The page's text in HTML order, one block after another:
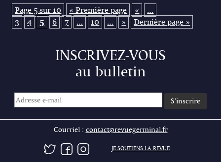
Page 5 sur 10 « Première page «
…
3
4 5 6 7 … 10 … » Dernière page »
INSCRIVEZ-VOUS
au bulletin
Courriel : contact@revuegerminal.fr
JE SOUTIENS LA REVUE